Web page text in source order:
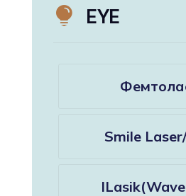
 EYE
Smile